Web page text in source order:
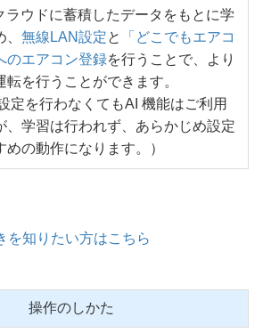
ラウドに蓄積したデータをもとに学
無線LAN設定と
「どこでもエアコ
のエアコン登録を行うことで、より
転を行うことができます。
定を行わなくてもAI 機能はご利用
、学習は行われず、あらかじめ設定
めの動作になります。）
を知りたい方はこちら
操作のしかた